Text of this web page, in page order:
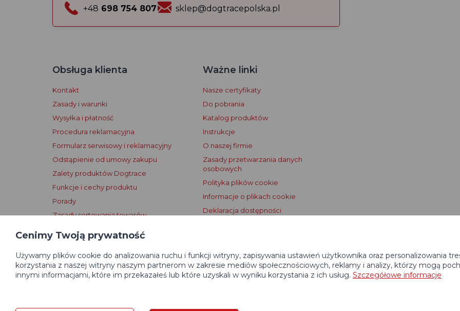
+48 698 754 807 sklep@dogtracepolska.pl
Obsługa klienta
Kontakt
Zasady i warunki
Wysyłka i płatność
Procedura reklamacyjna
Formularz serwisowy i reklamacyjny
Odstąpienie od umowy zakupu
Zalety produktów Dogtrace
Funkcje i cechy produktu
Porady
Zasady sortowania towarów
Ważne linki
Nasze certyfikaty
Do pobrania
Katalog produktów
Instrukcje
O naszej firmie
Zasady przetwarzania danych
osobowych
Polityka plików cookie
Informacje o plikach cookie
Deklaracja dostępności
Cenimy Twoją prywatność
Używamy plików cookie do analizowania ruchu i funkcji witryny, zapisywania ustawień użytkownika oraz personalizowania
korzystania z naszej witryny naszym partnerom w zakresie mediów społecznościowych, reklamy i analizy, którzy mogą
innymi informacjami, które im przekazałeś lub które uzyskali w wyniku korzystania z ich usług. Szczegółowe informacje